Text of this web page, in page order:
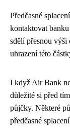
Předčasné
kontaktovat
sdělí přesnou výši
uhrazení této
I když Air Bank
důležité si před
půjčky. Některé
předčasné